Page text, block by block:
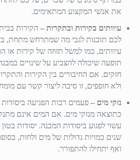
את אנשי המקצוע המתאימים.
עיוותים בקירות ובתקרות –הקירות
לכם תובנות לגבי מה שמתרחש מתחת,
עיוותים, כמו למשל תזוזה של קירות או
תופעה שיכולה להצביע על שינויים
חזקים. אם החיבורים בין הקירות
ולא חופפים, זו סיבה ליצור קשר עם
נזקי מים –פעמים רבות הפגיעה
כתוצאה מנזקי מים. אם המים אינם
עשוי לפגוע ביסודות המבנה. יסודות
שנים כמויות גדולות של מים ולחות,
ואף יתחילו להתפורר.